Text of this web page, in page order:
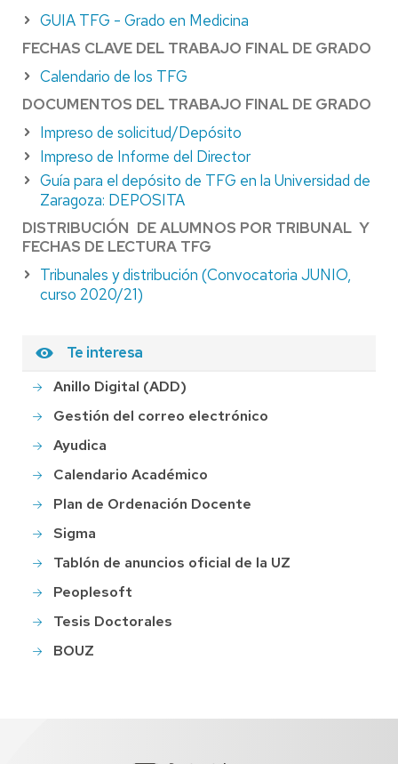
GUIA TFG - Grado en Medicina
FECHAS CLAVE DEL TRABAJO FINAL DE GRADO
Calendario de los TFG
DOCUMENTOS DEL TRABAJO FINAL DE GRADO
Impreso de solicitud/Depósito
Impreso de Informe del Director
Guía para el depósito de TFG en la Universidad de
Zaragoza: DEPOSITA
DISTRIBUCIÓN DE ALUMNOS POR TRIBUNAL Y
FECHAS DE LECTURA TFG
Tribunales y distribución (Convocatoria JUNIO,
curso 2020/21)
Te interesa
Anillo Digital (ADD)
Gestión del correo electrónico
Ayudica
Calendario Académico
Plan de Ordenación Docente
Sigma
Tablón de anuncios oficial de la UZ
Peoplesoft
Tesis Doctorales
BOUZ